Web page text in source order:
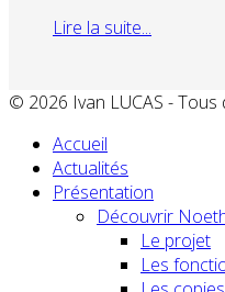
Lire la suite...
© 2026 Ivan LUCAS - Tous
Accueil
Actualités
Présentation
Découvrir
Le projet
Les